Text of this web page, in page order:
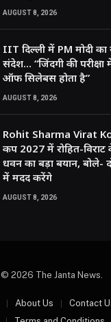
AUGUST 8, 2026
IIT दिल्ली में PM मोदी
संदेश… “जिंदगी की
ऑफ सिलेबस होता है”
AUGUST 8, 2026
Rohit Sharma Virat
कप 2027 में रोहित-
धवन का बड़ा बयान, बोले-
में मदद करेंगे
AUGUST 8, 2026
© 2026 The Janta News.
About Us Contact